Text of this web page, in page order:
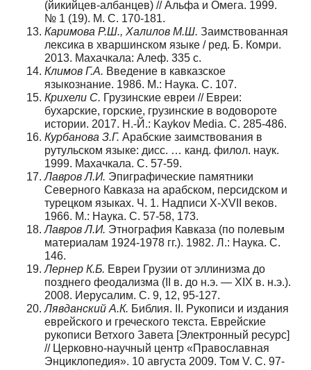
(йикийцев-албанцев) // Альфа и Омега. 1999.
№ 1 (19). М. С. 170-181.
Каримова Р.Ш., Халилов М.Ш. Заимствованная
лексика в хваршинском языке / ред. Б. Комри.
2013. Махачкала: Алеф. 335 с.
Климов Г.А. Введение в кавказское
языкознание. 1986. М.: Наука. С. 107.
Крихели С. Грузинские евреи // Евреи:
бухарские, горские, грузинские в водовороте
истории. 2017. Н.-Й.: Kaykov Media. С. 285-486.
Курбанова З.Г. Арабские заимствования в
рутульском языке: дисс. … канд. филол. наук.
1999. Махачкала. С. 57-59.
Лавров Л.И. Эпиграфические памятники
Северного Кавказа на арабском, персидском и
турецком языках. Ч. 1. Надписи X-XVII веков.
1966. М.: Наука. С. 57-58, 173.
Лавров Л.И. Этнография Кавказа (по полевым
материалам 1924-1978 гг.). 1982. Л.: Наука. С.
146.
Лернер К.Б. Евреи Грузии от эллинизма до
позднего феодализма (II в. до н.э. — XIX в. н.э.).
2008. Иерусалим. С. 9, 12, 95-127.
Лявданский А.К. Библия. II. Рукописи и издания
еврейского и греческого текста. Еврейские
рукописи Ветхого Завета [Электронный ресурс]
// Церковно-научный центр «Православная
Энциклопедия». 10 августа 2009. Том V. С. 97-